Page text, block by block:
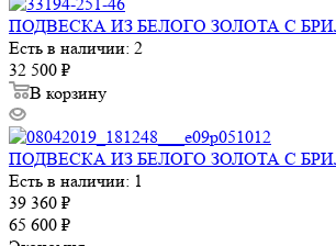
ПОДВЕСКА ИЗ БЕЛОГО ЗОЛОТА С
Есть в наличии: 2
32 500 ₽
В корзину
ПОДВЕСКА ИЗ БЕЛОГО ЗОЛОТА С
Есть в наличии: 1
39 360 ₽
65 600 ₽